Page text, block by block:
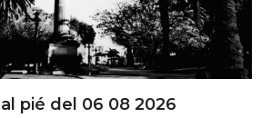
pié del 06 08 2026